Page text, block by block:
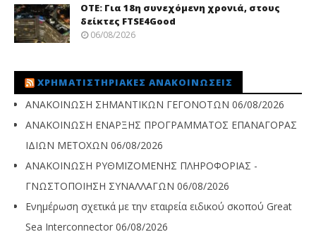
ΟΤΕ: Για 18η συνεχόμενη χρονιά, στους
δείκτες FTSE4Good
06/08/2026
ΧΡΗΜΑΤΙΣΤΗΡΙΑΚΈΣ ΑΝΑΚΟΙΝΏΣΕΙΣ
ΑΝΑΚΟΙΝΩΣΗ ΣΗΜΑΝΤΙΚΩΝ ΓΕΓΟΝΟΤΩΝ 06/08/2026
ΑΝΑΚΟΙΝΩΣΗ ΕΝΑΡΞΗΣ ΠΡΟΓΡΑΜΜΑΤΟΣ ΕΠΑΝΑΓΟΡΑΣ
ΙΔΙΩΝ ΜΕΤΟΧΩΝ 06/08/2026
ΑΝΑΚΟΙΝΩΣΗ ΡΥΘΜΙΖΟΜΕΝΗΣ ΠΛΗΡΟΦΟΡΙΑΣ -
ΓΝΩΣΤΟΠΟΙΗΣΗ ΣΥΝΑΛΛΑΓΩΝ 06/08/2026
Ενημέρωση σχετικά με την εταιρεία ειδικού σκοπού Great
Sea Interconnector 06/08/2026